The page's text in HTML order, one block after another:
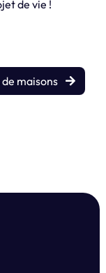
de vie !
maisons